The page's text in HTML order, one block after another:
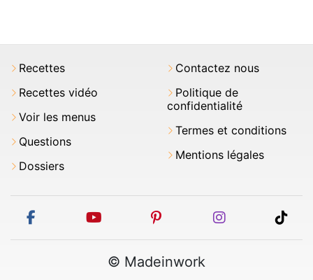
Recettes
Recettes vidéo
Voir les menus
Questions
Dossiers
Contactez nous
Politique de
confidentialité
Termes et conditions
Mentions légales
facebook youtube pinterest instagram
© Madeinwork